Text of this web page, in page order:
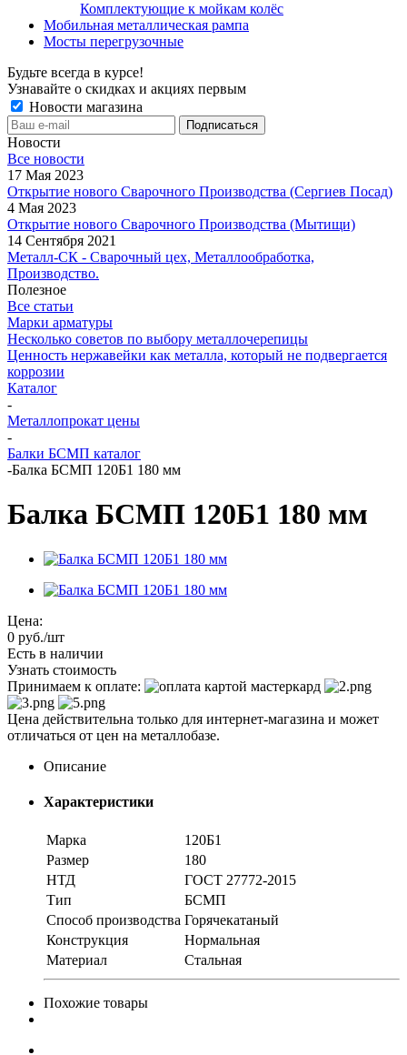
Комплектующие к мойкам колёс
Мобильная металлическая рампа
Мосты перегрузочные
Будьте всегда в курсе!
Узнавайте о скидках и акциях первым
Новости магазина
Новости
Все новости
17 Мая 2023
Открытие нового Сварочного Производства (Сергиев Посад)
4 Мая 2023
Открытие нового Сварочного Производства (Мытищи)
14 Сентября 2021
Металл-СК - Сварочный цех, Металлообработка,
Производство.
Полезное
Все статьи
Марки арматуры
Несколько советов по выбору металлочерепицы
Ценность нержавейки как металла, который не подвергается
коррозии
Каталог
-
Металлопрокат цены
-
Балки БСМП каталог
-Балка БСМП 120Б1 180 мм
Балка БСМП 120Б1 180 мм
Цена:
0 руб./шт
Есть в наличии
Узнать стоимость
Принимаем к оплате:
Цена действительна только для интернет-магазина и может
отличаться от цен на металлобазе.
Описание
Характеристики
Марка
120Б1
Размер
180
НТД
ГОСТ 27772-2015
Тип
БСМП
Способ производства Горячекатаный
Конструкция
Нормальная
Материал
Стальная
Похожие товары